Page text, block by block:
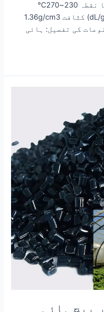
شکل گہرے نیلے ذرات پگھلنے کا نقطہ 230~270℃
اندرونی واسکوسیٹی 0.4-0.65(dL/g) کثافت 1.36g/cm3
بیچ ہائی